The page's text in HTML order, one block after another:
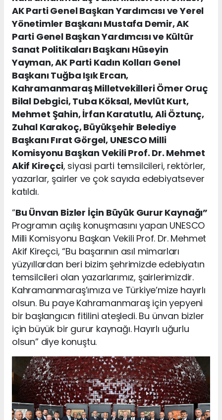
AK Parti Genel Başkan Yardımcısı ve Yerel
Yönetimler Başkanı Mustafa Demir, AK
Parti Genel Başkan Yardımcısı ve Kültür
Sanat Politikaları Başkanı Hüseyin
Yayman, AK Parti Kadın Kolları Genel
Başkanı Tuğba Işık Ercan,
Kahramanmaraş Milletvekilleri Ömer Oruç
Bilal Debgici, Tuba Köksal, Mevlüt Kurt,
Mehmet Şahin, İrfan Karatutlu, Ali Öztunç,
Zuhal Karakoç, Büyükşehir Belediye
Başkanı Fırat Görgel, UNESCO Milli
Komisyonu Başkan Vekili Prof. Dr. Mehmet
Akif Kireçci, siyasi parti temsilcileri, rektörler,
yazarlar, şairler ve çok sayıda edebiyatsever
katıldı.
“Bu Ünvan Bizler İçin Büyük Gurur Kaynağı”
Programın açılış konuşmasını yapan UNESCO
Milli Komisyonu Başkan Vekili Prof. Dr. Mehmet
Akif Kireçci, “Bu başarının asıl mimarları
yüzyıllardan beri bizim şehrimizde edebiyatın
temsilcileri olan yazarlarımız, şairlerimizdir.
Kahramanmaraş’ımıza ve Türkiye’mize hayırlı
olsun. Bu paye Kahramanmaraş için yepyeni
bir başlangıcın fitilini ateşledi. Bu ünvan bizler
için büyük bir gurur kaynağı. Hayırlı uğurlu
olsun” diye konuştu.